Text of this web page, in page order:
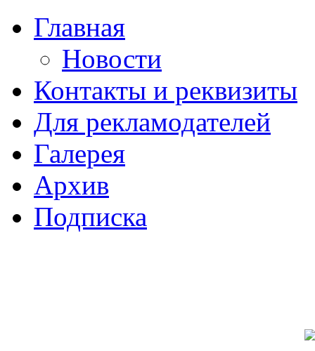
Главная
Новости
Контакты и реквизиты
Для рекламодателей
Галерея
Архив
Подписка